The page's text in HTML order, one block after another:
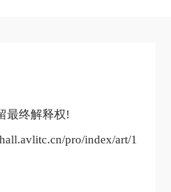
最终解释权!
pro/index/art/1